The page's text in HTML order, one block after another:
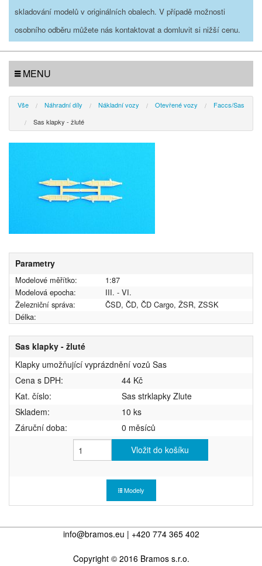
skladování modelů v originálních obalech. V případě možnosti
osobního odběru můžete nás kontaktovat a domluvit si nižší cenu.
MENU
Vše Náhradní díly Nákladní vozy Otevřené vozy
Faccs/Sas
Sas klapky - žluté
Parametry
Modelové měřítko:
1:87
Modelová epocha:
III. - VI.
Železniční správa:
ČSD, ČD, ČD Cargo, ŽSR, ZSSK
Délka:
Sas klapky - žluté
Klapky umožňující vyprázdnění vozů Sas
Cena s DPH:
44 Kč
Kat. číslo:
Sas strklapky Zlute
Skladem:
10 ks
Záruční doba:
0 měsíců
Vložit do košíku
Modely
info@bramos.eu | +420 774 365 402
Copyright © 2016 Bramos s.r.o.